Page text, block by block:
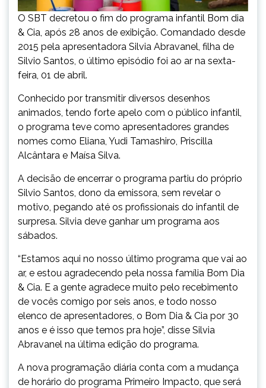
O SBT decretou o fim do programa infantil Bom dia
& Cia, após 28 anos de exibição. Comandado desde
2015 pela apresentadora Silvia Abravanel, filha de
Silvio Santos, o último episódio foi ao ar na sexta-
feira, 01 de abril.
Conhecido por transmitir diversos desenhos
animados, tendo forte apelo com o público infantil,
o programa teve como apresentadores grandes
nomes como Eliana, Yudi Tamashiro, Priscilla
Alcântara e Maísa Silva.
A decisão de encerrar o programa partiu do próprio
Silvio Santos, dono da emissora, sem revelar o
motivo, pegando até os profissionais do infantil de
surpresa. Silvia deve ganhar um programa aos
sábados.
“Estamos aqui no nosso último programa que vai ao
ar, e estou agradecendo pela nossa família Bom Dia
& Cia. E a gente agradece muito pelo recebimento
de vocês comigo por seis anos, e todo nosso
elenco de apresentadores, o Bom Dia & Cia por 30
anos e é isso que temos pra hoje”, disse Silvia
Abravanel na última edição do programa.
A nova programação diária conta com a mudança
de horário do programa Primeiro Impacto, que será